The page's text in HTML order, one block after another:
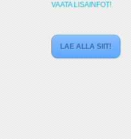
VAATA LISAINFOT!
LAE ALLA SIIT!